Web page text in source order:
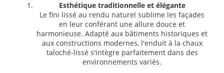
Esthétique traditionnelle et élégante
Le fini lissé au rendu naturel sublime les façades
en leur conférant une allure douce et
harmonieuse. Adapté aux bâtiments historiques et
aux constructions modernes, l'enduit à la chaux
taloché-lissé s'intègre parfaitement dans des
environnements variés.